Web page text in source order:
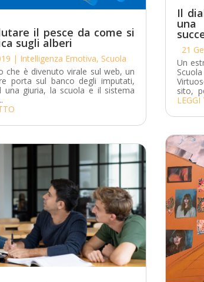
il pesce da come si
sugli alberi
| Intelligenza Emotiva, Scuola
che è divenuto virale sul web, un
porta sul banco degli imputati,
una giuria, la scuola e il sistema
Il
21
Un
sito,